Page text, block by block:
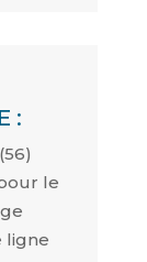
:
le
ligne